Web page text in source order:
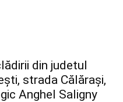
din judetul
strada Călărași,
Anghel Saligny